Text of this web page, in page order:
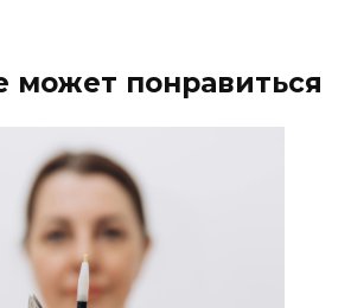
может понравиться